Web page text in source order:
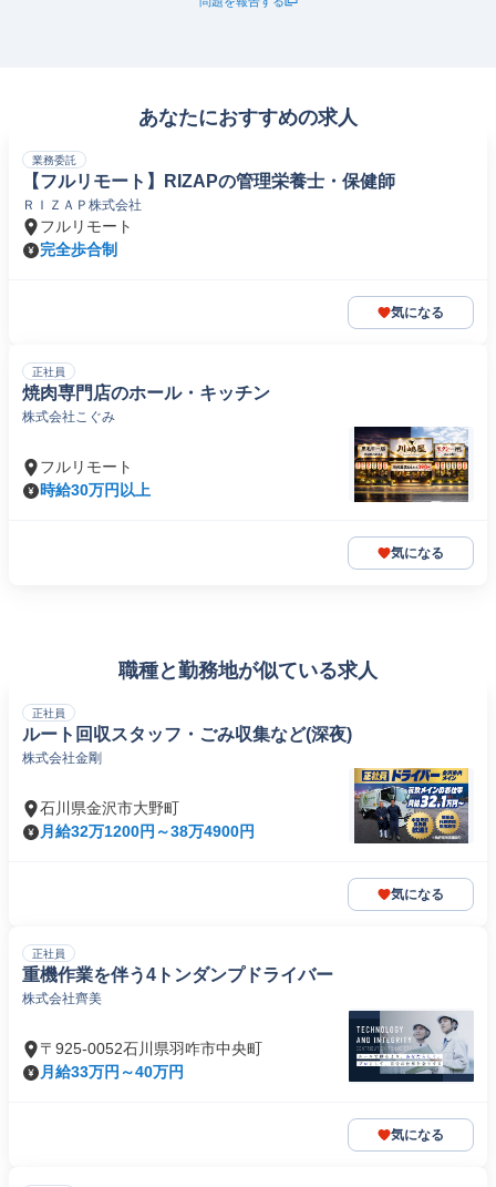
あなたにおすすめの求人
業務委託
【フルリモート】RIZAPの管理栄養士・保健師
ＲＩＺＡＰ株式会社
フルリモート
完全歩合制
気になる
正社員
焼肉専門店のホール・キッチン
株式会社こぐみ
フルリモート
時給30万円以上
気になる
職種と勤務地が似ている求人
正社員
ルート回収スタッフ・ごみ収集など(深夜)
株式会社金剛
石川県金沢市大野町
月給32万1200円～38万4900円
気になる
正社員
重機作業を伴う4トンダンプドライバー
株式会社齊美
〒925-0052石川県羽咋市中央町
月給33万円～40万円
気になる